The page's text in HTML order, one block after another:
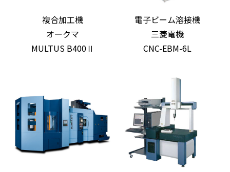
複合加工機
オークマ
MULTUS B400Ⅱ
電子ビーム溶接機
三菱電機
CNC-EBM-6L